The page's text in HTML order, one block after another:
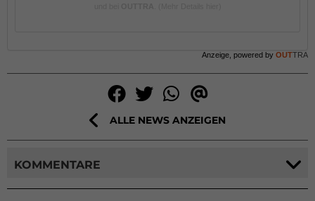
Anzeige, powered by OUTTRA
ALLE NEWS ANZEIGEN
KOMMENTARE